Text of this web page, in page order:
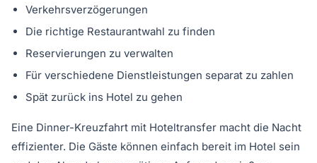
Verkehrsverzögerungen
Die richtige Restaurantwahl zu finden
Reservierungen zu verwalten
Für verschiedene Dienstleistungen separat zu zahlen
Spät zurück ins Hotel zu gehen
Eine Dinner-Kreuzfahrt mit Hoteltransfer macht die Nacht
effizienter. Die Gäste können einfach bereit im Hotel sein